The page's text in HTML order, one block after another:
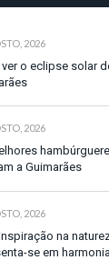
2026
ver o eclipse solar
2026
a Guimarães
2026
na
se em